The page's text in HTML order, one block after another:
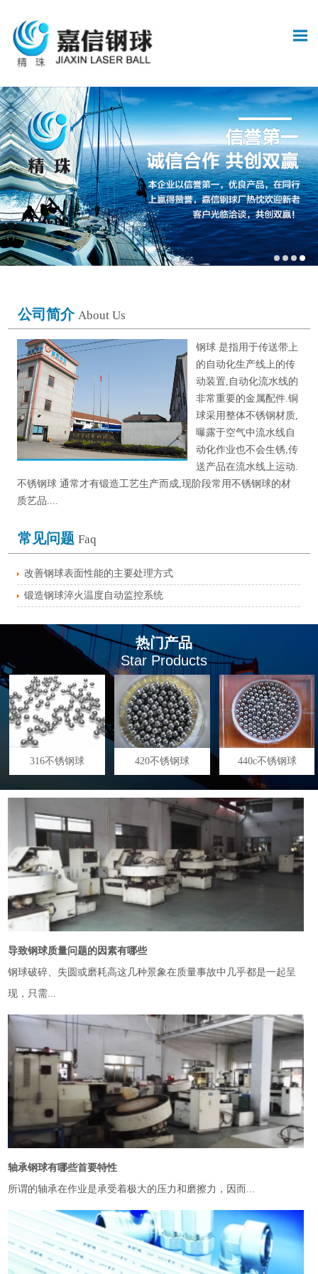
公司简介 About Us
钢球 是指用于传送带上
的自动化生产线上的传
动装置,自动化流水线的
非常重要的金属配件.铜
球采用整体不锈钢材质,
曝露于空气中流水线自
动化作业也不会生锈,传
送产品在流水线上运动.
不锈钢球 通常才有锻造工艺生产而成,现阶段常用不锈钢球的材
质艺品....
常见问题 Faq
改善钢球表面性能的主要处理方式
锻造钢球淬火温度自动监控系统
热门产品
Star Products
316不锈钢球 420不锈钢球 440c不锈钢球
导致钢球质量问题的因素有哪些
钢球破碎、失圆或磨耗高这几种景象在质量事故中几乎都是一起呈
现，只需...
轴承钢球有哪些首要特性
所谓的轴承在作业是承受着极大的压力和磨擦力，因而...